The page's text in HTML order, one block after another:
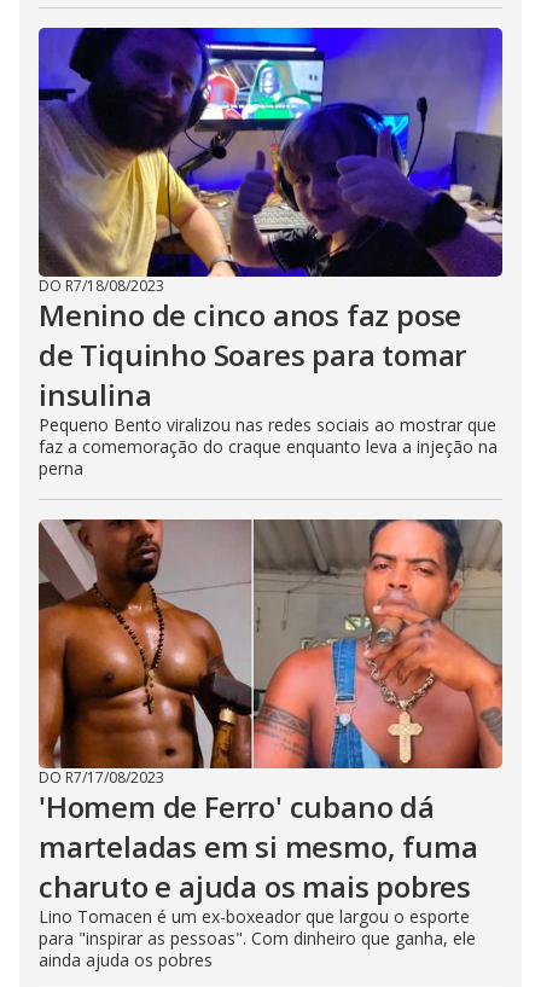
DO R7/18/08/2023
Menino de cinco anos faz pose
de Tiquinho Soares para tomar
insulina
Pequeno Bento viralizou nas redes sociais ao mostrar que
faz a comemoração do craque enquanto leva a injeção na
perna
DO R7/17/08/2023
'Homem de Ferro' cubano dá
marteladas em si mesmo, fuma
charuto e ajuda os mais pobres
Lino Tomacen é um ex-boxeador que largou o esporte
para "inspirar as pessoas". Com dinheiro que ganha, ele
ainda ajuda os pobres